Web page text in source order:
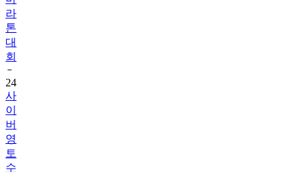
라
톤
대
회
24
사
이
버
영
토
수